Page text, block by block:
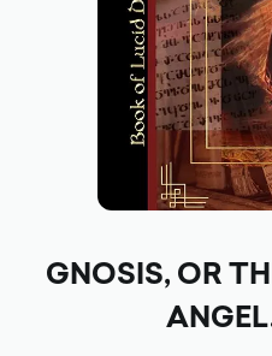
GNOSIS, OR